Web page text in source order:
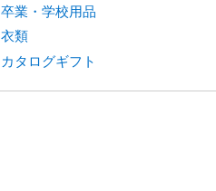
卒業・学校用品
衣類
カタログギフト